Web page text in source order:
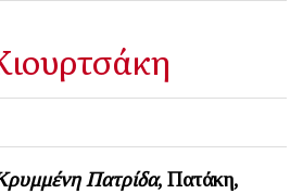
Πατρίδα, Πατάκη,